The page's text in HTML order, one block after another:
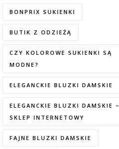
BONPRIX SUKIENKI
BUTIK Z ODZIEŻĄ
CZY KOLOROWE SUKIENKI SĄ
MODNE?
ELEGANCKIE BLUZKI DAMSKIE
ELEGANCKIE BLUZKI DAMSKIE –
SKLEP INTERNETOWY
FAJNE BLUZKI DAMSKIE